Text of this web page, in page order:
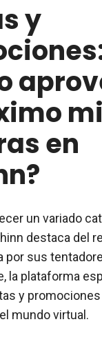
y
en
un variado
destaca del
por sus
la plataforma
y promociones
mundo virtual.